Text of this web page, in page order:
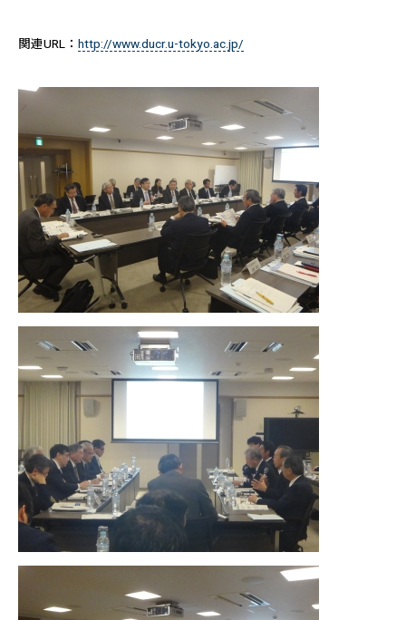
関連URL： http://www.ducr.u-tokyo.ac.jp/